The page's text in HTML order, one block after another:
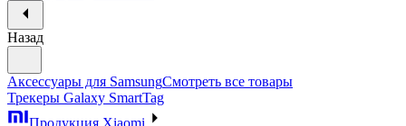
Назад
Аксессуары для SamsungСмотреть все товары
Трекеры Galaxy SmartTag
Продукция Xiaomi